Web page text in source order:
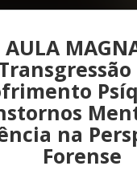
AULA
na
Forense